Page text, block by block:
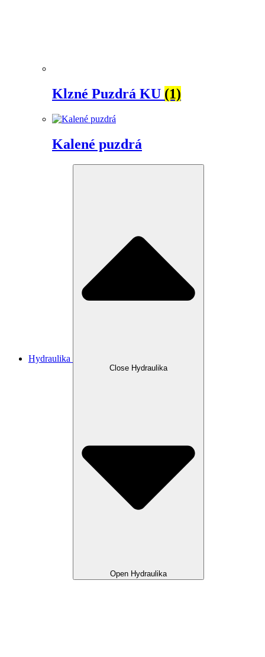
Klzné Puzdrá KU (1)
Kalené puzdrá
Hydraulika
Close Hydraulika
Open Hydraulika